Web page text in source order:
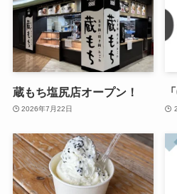
蔵もち塩尻店オープン！
2026年7月22日